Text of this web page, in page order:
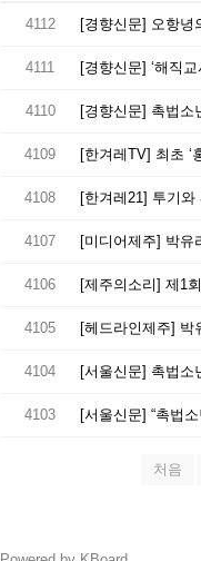
4112 [경향신문] 오항녕
4111
4110 [경향신문] 촉법소
4109 [한겨레TV] 최초
4108 [한겨레21] 투기
4107 [미디어제주] 박유
4106 [제주의소리] 제1
4105 [헤드라인제주] 박
4104 [서울신문] 촉법소
4103 [서울신문] “촉법
처음